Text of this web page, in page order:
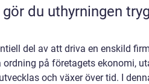
del av att driva en enskild
på företagets ekonomi,
och växer över tid. I